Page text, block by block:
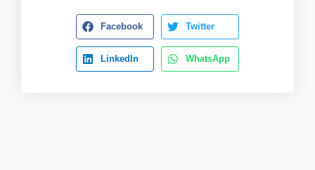
Facebook Twitter
LinkedIn WhatsApp